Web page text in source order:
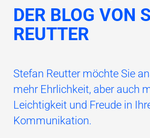
DER BLOG VON
REUTTER
Stefan Reutter möchte Sie
mehr Ehrlichkeit, aber auch
Leichtigkeit und Freude in
Kommunikation.